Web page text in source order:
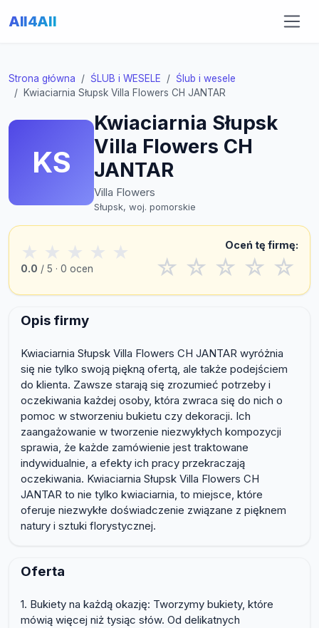
All4All
Strona główna ŚLUB i WESELE
Ślub i wesele
Kwiaciarnia Słupsk Villa Flowers CH JANTAR
KS
Kwiaciarnia Słupsk
Villa Flowers CH
JANTAR
Villa Flowers
Słupsk, woj. pomorskie
★ ★ ★ ★ ★
0.0 / 5 · 0 ocen
Oceń tę firmę:
☆ ☆ ☆ ☆ ☆
Opis firmy
Kwiaciarnia Słupsk Villa Flowers CH JANTAR wyróżnia
się nie tylko swoją piękną ofertą, ale także podejściem
do klienta. Zawsze starają się zrozumieć potrzeby i
oczekiwania każdej osoby, która zwraca się do nich o
pomoc w stworzeniu bukietu czy dekoracji. Ich
zaangażowanie w tworzenie niezwykłych kompozycji
sprawia, że każde zamówienie jest traktowane
indywidualnie, a efekty ich pracy przekraczają
oczekiwania. Kwiaciarnia Słupsk Villa Flowers CH
JANTAR to nie tylko kwiaciarnia, to miejsce, które
oferuje niezwykłe doświadczenie związane z pięknem
natury i sztuki florystycznej.
Oferta
1. Bukiety na każdą okazję: Tworzymy bukiety, które
mówią więcej niż tysiąc słów. Od delikatnych